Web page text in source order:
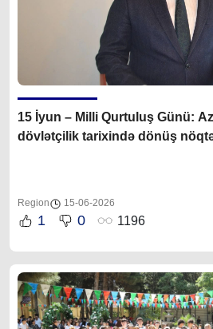
15 İyun – Milli Qurtuluş Günü:
dövlətçilik tarixində dönüş
Region 15-06-2026
1 0 1196